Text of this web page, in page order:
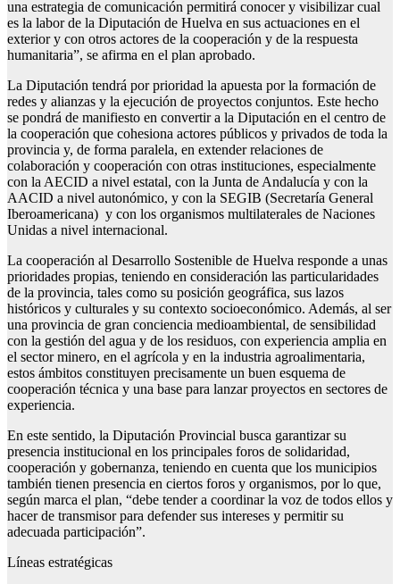
una estrategia de comunicación permitirá conocer y visibilizar cual
es la labor de la Diputación de Huelva en sus actuaciones en el
exterior y con otros actores de la cooperación y de la respuesta
humanitaria”, se afirma en el plan aprobado.
La Diputación tendrá por prioridad la apuesta por la formación de
redes y alianzas y la ejecución de proyectos conjuntos. Este hecho
se pondrá de manifiesto en convertir a la Diputación en el centro de
la cooperación que cohesiona actores públicos y privados de toda la
provincia y, de forma paralela, en extender relaciones de
colaboración y cooperación con otras instituciones, especialmente
con la AECID a nivel estatal, con la Junta de Andalucía y con la
AACID a nivel autonómico, y con la SEGIB (Secretaría General
Iberoamericana) y con los organismos multilaterales de Naciones
Unidas a nivel internacional.
La cooperación al Desarrollo Sostenible de Huelva responde a unas
prioridades propias, teniendo en consideración las particularidades
de la provincia, tales como su posición geográfica, sus lazos
históricos y culturales y su contexto socioeconómico. Además, al ser
una provincia de gran conciencia medioambiental, de sensibilidad
con la gestión del agua y de los residuos, con experiencia amplia en
el sector minero, en el agrícola y en la industria agroalimentaria,
estos ámbitos constituyen precisamente un buen esquema de
cooperación técnica y una base para lanzar proyectos en sectores de
experiencia.
En este sentido, la Diputación Provincial busca garantizar su
presencia institucional en los principales foros de solidaridad,
cooperación y gobernanza, teniendo en cuenta que los municipios
también tienen presencia en ciertos foros y organismos, por lo que,
según marca el plan, “debe tender a coordinar la voz de todos ellos y
hacer de transmisor para defender sus intereses y permitir su
adecuada participación”.
Líneas estratégicas